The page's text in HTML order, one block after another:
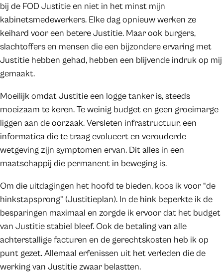
bij de FOD Justitie en niet in het minst mijn
kabinetsmedewerkers. Elke dag opnieuw werken ze
keihard voor een betere Justitie. Maar ook burgers,
slachtoffers en mensen die een bijzondere ervaring met
Justitie hebben gehad, hebben een blijvende indruk op mij
gemaakt.
Moeilijk omdat Justitie een logge tanker is, steeds
moeizaam te keren. Te weinig budget en geen groeimarge
liggen aan de oorzaak. Versleten infrastructuur, een
informatica die te traag evolueert en verouderde
wetgeving zijn symptomen ervan. Dit alles in een
maatschappij die permanent in beweging is.
Om die uitdagingen het hoofd te bieden, koos ik voor “de
hinkstapsprong” (Justitieplan). In de hink beperkte ik de
besparingen maximaal en zorgde ik ervoor dat het budget
van Justitie stabiel bleef. Ook de betaling van alle
achterstallige facturen en de gerechtskosten heb ik op
punt gezet. Allemaal erfenissen uit het verleden die de
werking van Justitie zwaar belastten.